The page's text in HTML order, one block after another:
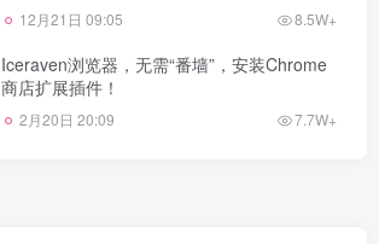
12月21日 09:05 8.5W+
Iceraven浏览器，无需“番墙”，安装Chrome
商店扩展插件！
2月20日 20:09 7.7W+